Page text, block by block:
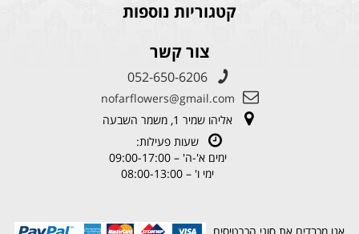
קטגוריות נוספות
צור קשר
052-650-6206
nofarflowers@gmail.com
אליהו שמיר 1, משמר השבעה
שעות פעילות:
ימים א'-ה' – 09:00-17:00
ימי ו' – 08:00-13:00